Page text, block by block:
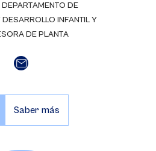
DE
INFANTIL Y
DE PLANTA
Saber más